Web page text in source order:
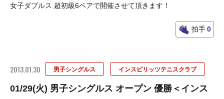
女子ダブルス 超初級6ペアで開催させて頂きます！
拍手0
2013.01.30 男子シングルス インスピリッツテニスクラブ
01/29(火) 男子シングルス オープン 優勝＜インス